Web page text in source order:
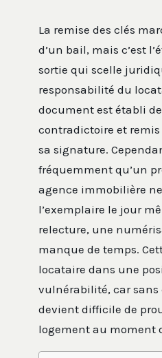
La remise des clés
d’un bail, mais c’est
sortie qui scelle
responsabilité du
document est établi
contradictoire et
sa signature.
fréquemment qu’un
agence immobilière
l’exemplaire le jour
relecture, une
manque de temps.
locataire dans une
vulnérabilité, car sans
devient difficile de
logement au moment